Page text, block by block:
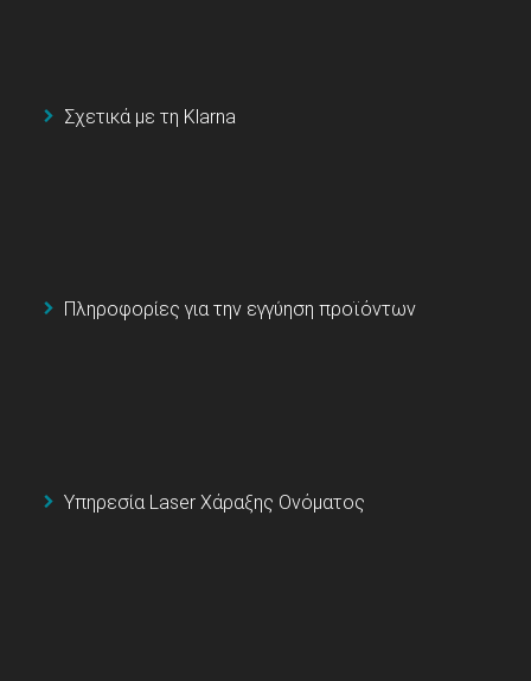
Σχετικά με τη Klarna
Πληροφορίες για την εγγύηση προϊόντων
Υπηρεσία Laser Χάραξης Ονόματος